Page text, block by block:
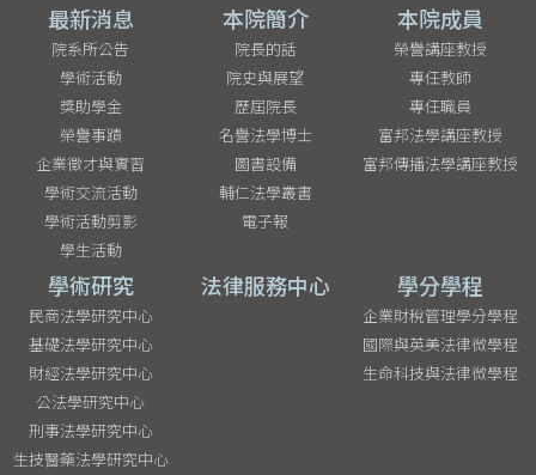
最新消息
院系所公告
學術活動
獎助學金
榮譽事蹟
企業徵才與實習
學術交流活動
學術活動剪影
學生活動
本院簡介
院長的話
院史與展望
歷屆院長
名譽法學博士
圖書設備
輔仁法學叢書
電子報
本院成員
榮譽講座教授
專任教師
專任職員
富邦法學講座教授
富邦傳播法學講座教授
學術研究
民商法學研究中心
基礎法學研究中心
財經法學研究中心
公法學研究中心
刑事法學研究中心
生技醫藥法學研究中心
法律服務中心 學分學程
企業財稅管理學分學程
國際與英美法律微學程
生命科技與法律微學程